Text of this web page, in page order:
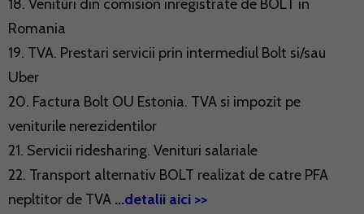
18. Venituri din comision inregistrate de BOLT in
Romania
19. TVA. Prestari servicii prin intermediul Bolt si/sau
Uber
20. Factura Bolt OU Estonia. TVA si impozit pe
veniturile nerezidentilor
21. Servicii ridesharing. Venituri salariale
22. Transport alternativ BOLT realizat de catre PFA
nepltitor de TVA ...detalii aici >>